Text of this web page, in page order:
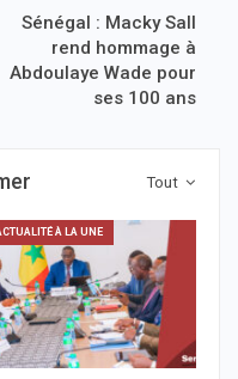
Sénégal : Macky Sall
rend hommage à
Abdoulaye Wade pour
ses 100 ans
Tout
À LA UNE